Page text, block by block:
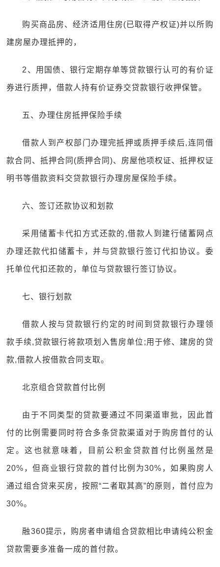
购买商品房、经济适用住房(已取得产权证)并以所购
建房屋办理抵押的，
2、用国债、银行定期存单等贷款银行认可的有价证
券进行质押，借款人持有价证券交贷款银行收押保管。
五、办理住房抵押保险手续
借款人到产权部门办理完抵押或质押手续后,连同借
款合同、抵押合同(质押合同)、房屋他项权证、抵押权证
明书等借款资料交贷款银行办理房屋保险手续。
六、签订还款协议和划款
采用储蓄卡代扣方式还款的,借款人到建行储蓄网点
办理还款代扣储蓄卡，并与贷款银行签订代扣协议。委
托单位代扣还款的，单位与贷款银行签订协议。
七、银行划款
借款人按与贷款银行约定的时间到贷款银行办理领
款手续,贷款银行将款项划入售房单位;用于修、建房的贷
款,借款人按借款合同支取。
北京组合贷款首付比例
由于不同类型的贷款要通过不同渠道审批，因此首
付的比例需要同时符合多条贷款渠道对于购房首付的认
定。这也就意味着，目前公积金贷款首付比例虽然是
20%，但商业银行贷款的首付比例为30%，如果购房人
通过组合贷来买房，按照“二者取其高”的原则，首付应为
30%。
融360提示，购房者申请组合贷款相比申请纯公积金
贷款需要多准备一成的首付款。